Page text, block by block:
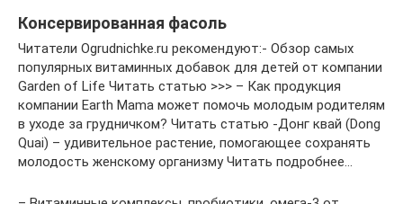
Консервированная фасоль
Читатели Ogrudnichke.ru рекомендуют:- Обзор самых
популярных витаминных добавок для детей от компании
Garden of Life Читать статью >>> – Как продукция
компании Earth Mama может помочь молодым родителям
в уходе за грудничком? Читать статью -Донг квай (Dong
Quai) – удивительное растение, помогающее сохранять
молодость женскому организму Читать подробнее…